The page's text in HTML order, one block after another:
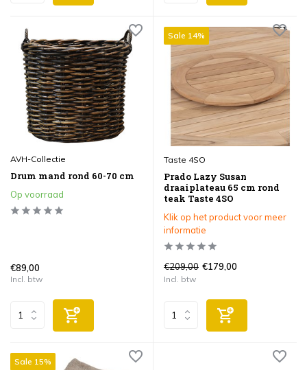
AVH-Collectie
Drum mand rond 60-70 cm
Op voorraad
€89,00
Incl. btw
Sale 14%
Taste 4SO
Prado Lazy Susan
draaiplateau 65 cm rond
teak Taste 4SO
Klik op het product voor meer
informatie
€209,00 €179,00
Incl. btw
Sale 15%